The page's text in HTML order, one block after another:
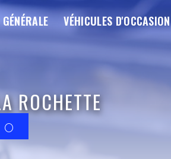
VÉHICULES D'OCCASION
ROCHETTE